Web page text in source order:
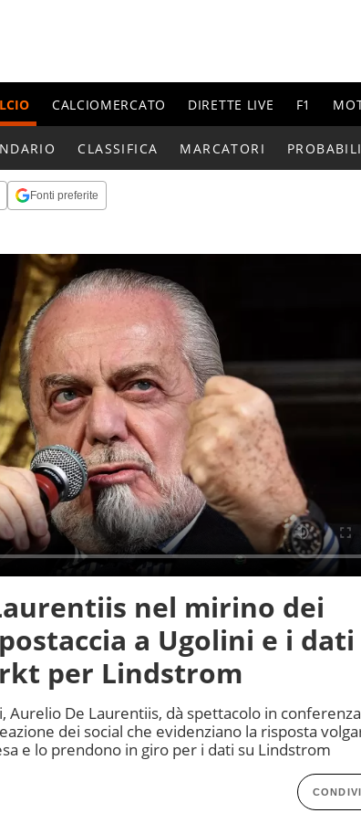
CALCIOMERCATO DIRETTE LIVE F1
CLASSIFICA MARCATORI
Fonti preferite
nel mirino dei
a Ugolini e i dati
per Lindstrom
Aurelio De Laurentiis, dà spettacolo in conferenza
dei social che evidenziano la risposta
e lo prendono in giro per i dati su Lindstrom